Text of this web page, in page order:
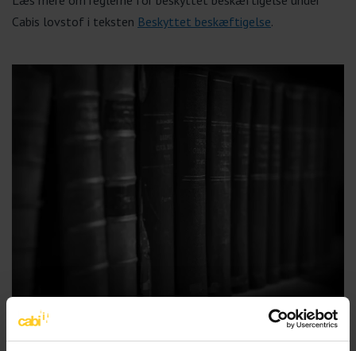
Cabis lovstof i teksten Beskyttet beskæftigelse.